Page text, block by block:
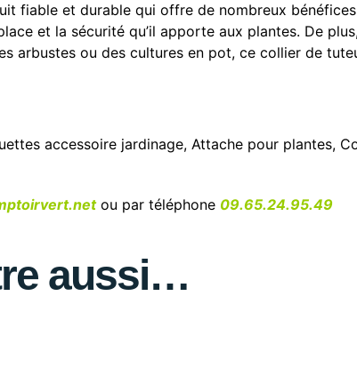
fiable et durable qui offre de nombreux
et la sécurité qu’il apporte aux plantes. De
arbustes ou des cultures en pot, ce collier de
accessoire jardinage, Attache pour plantes,
ou par téléphone 09.65.24.95.49
aussi…